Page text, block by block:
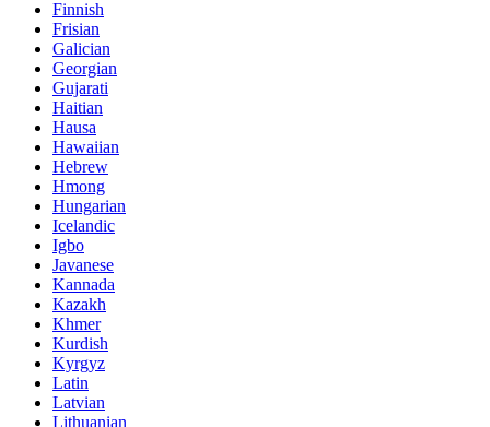
Finnish
Frisian
Galician
Georgian
Gujarati
Haitian
Hausa
Hawaiian
Hebrew
Hmong
Hungarian
Icelandic
Igbo
Javanese
Kannada
Kazakh
Khmer
Kurdish
Kyrgyz
Latin
Latvian
Lithuanian